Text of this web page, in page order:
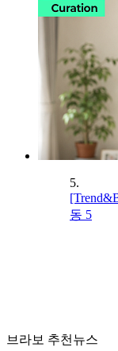
5.
동 5
브라보 추천뉴스